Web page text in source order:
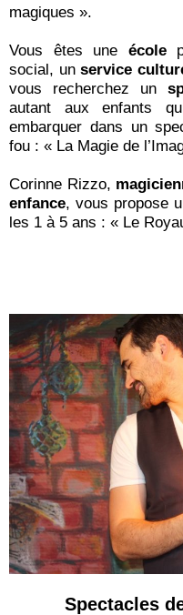
magiques ».
Vous êtes une école
social, un service
vous recherchez un
autant aux enfants
embarquer dans un
fou : « La Magie de
Corinne Rizzo,
enfance, vous propose
les 1 à 5 ans : « Le
Spectacles